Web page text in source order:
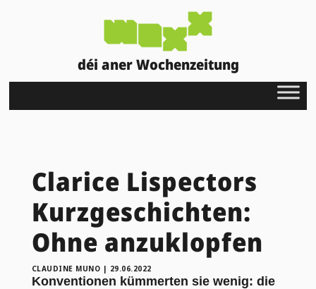
déi aner Wochenzeitung
Clarice Lispectors
Kurzgeschichten:
Ohne anzuklopfen
CLAUDINE MUNO | 29.06.2022
Konventionen kümmerten sie wenig: die